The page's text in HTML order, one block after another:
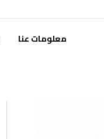
معلومات عنا